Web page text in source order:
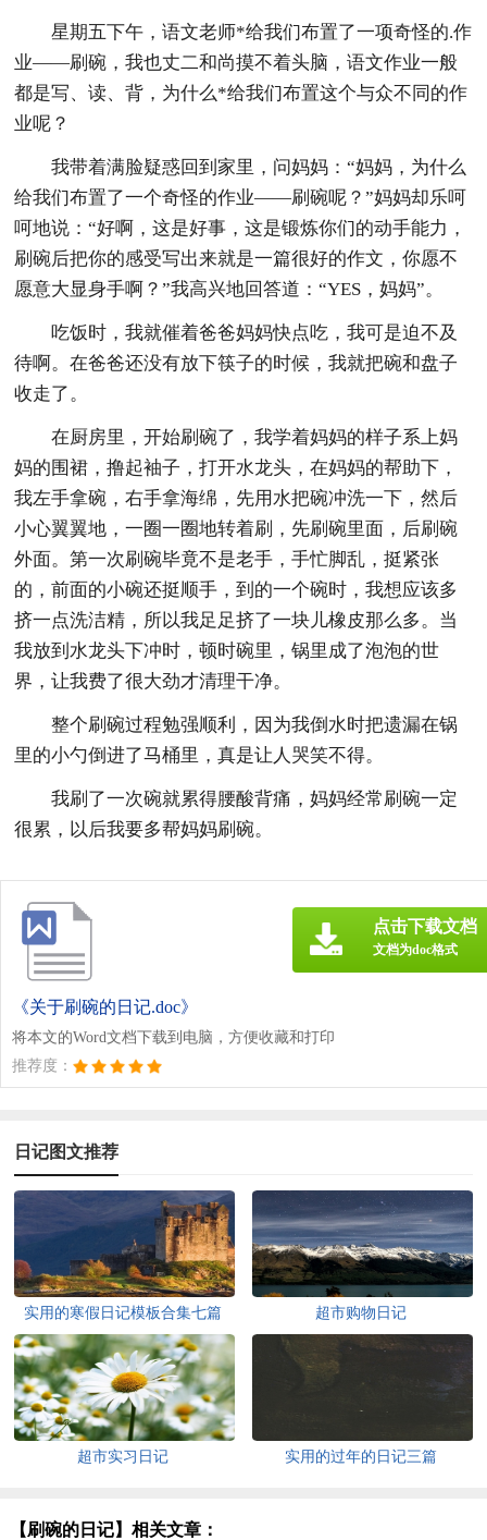
星期五下午，语文老师*给我们布置了一项奇怪的.作
业——刷碗，我也丈二和尚摸不着头脑，语文作业一般
都是写、读、背，为什么*给我们布置这个与众不同的作
业呢？
我带着满脸疑惑回到家里，问妈妈：“妈妈，为什么
给我们布置了一个奇怪的作业——刷碗呢？”妈妈却乐呵
呵地说：“好啊，这是好事，这是锻炼你们的动手能力，
刷碗后把你的感受写出来就是一篇很好的作文，你愿不
愿意大显身手啊？”我高兴地回答道：“YES，妈妈”。
吃饭时，我就催着爸爸妈妈快点吃，我可是迫不及
待啊。在爸爸还没有放下筷子的时候，我就把碗和盘子
收走了。
在厨房里，开始刷碗了，我学着妈妈的样子系上妈
妈的围裙，撸起袖子，打开水龙头，在妈妈的帮助下，
我左手拿碗，右手拿海绵，先用水把碗冲洗一下，然后
小心翼翼地，一圈一圈地转着刷，先刷碗里面，后刷碗
外面。第一次刷碗毕竟不是老手，手忙脚乱，挺紧张
的，前面的小碗还挺顺手，到的一个碗时，我想应该多
挤一点洗洁精，所以我足足挤了一块儿橡皮那么多。当
我放到水龙头下冲时，顿时碗里，锅里成了泡泡的世
界，让我费了很大劲才清理干净。
整个刷碗过程勉强顺利，因为我倒水时把遗漏在锅
里的小勺倒进了马桶里，真是让人哭笑不得。
我刷了一次碗就累得腰酸背痛，妈妈经常刷碗一定
很累，以后我要多帮妈妈刷碗。
《关于刷碗的日记.doc》
将本文的Word文档下载到电脑，方便收藏和打印
推荐度：
点击下载文档
文档为doc格式
日记图文推荐
实用的寒假日记模板合集七篇 超市购物日记
超市实习日记 实用的过年的日记三篇
【刷碗的日记】相关文章：